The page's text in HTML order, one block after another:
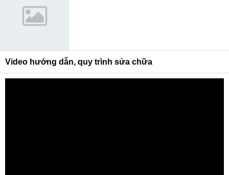
Video hướng dẫn, quy trình sửa chữa